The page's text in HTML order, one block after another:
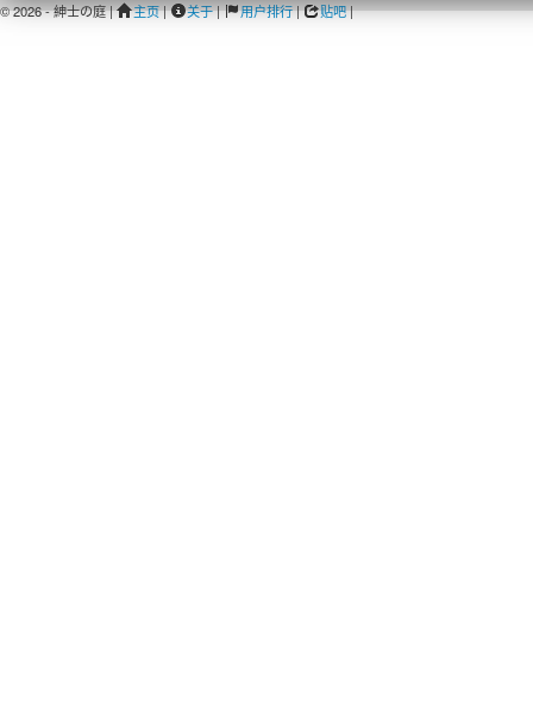
© 2026 - 紳士の庭 | 主页| 关于| 用户排行| 贴吧|